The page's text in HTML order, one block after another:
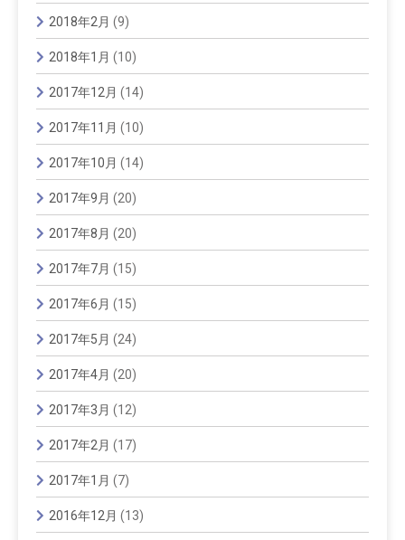
2018年2月 (9)
2018年1月 (10)
2017年12月 (14)
2017年11月 (10)
2017年10月 (14)
2017年9月 (20)
2017年8月 (20)
2017年7月 (15)
2017年6月 (15)
2017年5月 (24)
2017年4月 (20)
2017年3月 (12)
2017年2月 (17)
2017年1月 (7)
2016年12月 (13)